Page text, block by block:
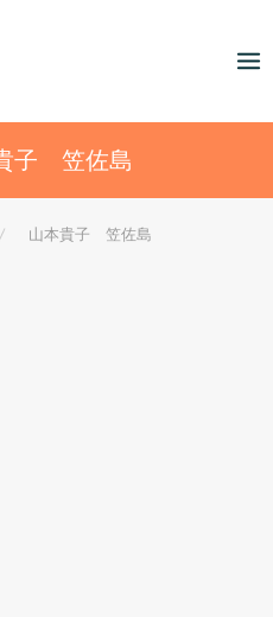
子 笠佐島
山本貴子 笠佐島